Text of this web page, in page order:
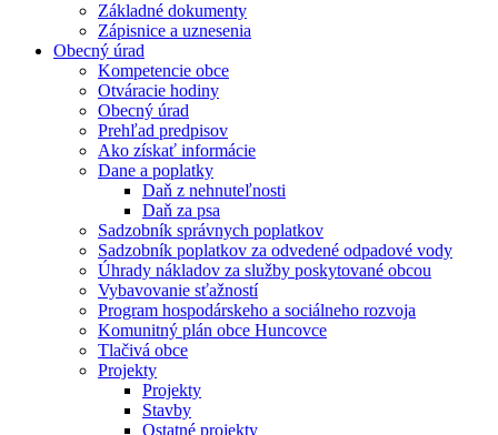
Základné dokumenty
Zápisnice a uznesenia
Obecný úrad
Kompetencie obce
Otváracie hodiny
Obecný úrad
Prehľad predpisov
Ako získať informácie
Dane a poplatky
Daň z nehnuteľnosti
Daň za psa
Sadzobník správnych poplatkov
Sadzobník poplatkov za odvedené odpadové vody
Úhrady nákladov za služby poskytované obcou
Vybavovanie sťažností
Program hospodárskeho a sociálneho rozvoja
Komunitný plán obce Huncovce
Tlačivá obce
Projekty
Projekty
Stavby
Ostatné projekty